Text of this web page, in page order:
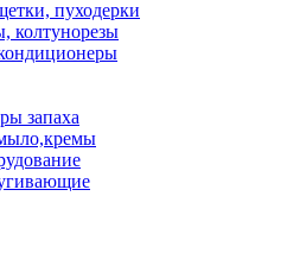
пуходерки
колтунорезы
запаха